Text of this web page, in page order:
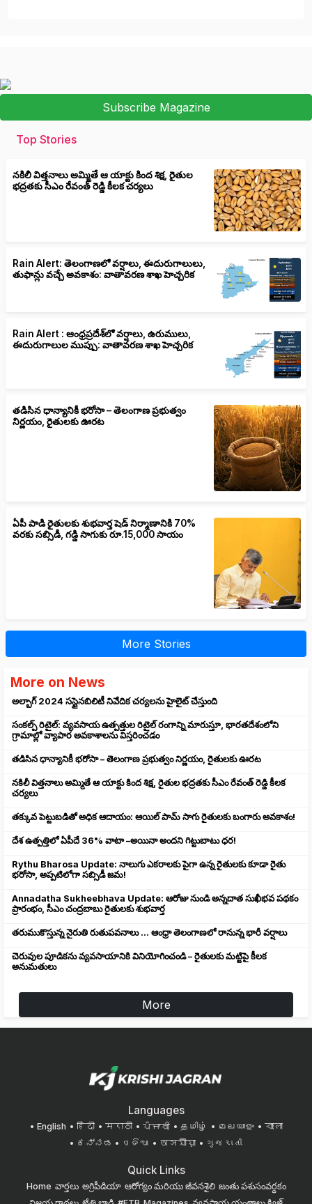
Subscribe Magazine
Top Stories
నకిలీ విత్తనాలు అమ్మితే ఆ యాక్టు కింద శిక్ష, రైతుల
భద్రతకు సీఎం రేవంత్ రెడ్డి కీలక చర్యలు
Rain Alert: తెలంగాణలో వర్షాలు, ఈదురుగాలులు,
తుఫాన్లు వచ్చే అవకాశం: వాతావరణ శాఖ హెచ్చరిక
Rain Alert : ఆంధ్రప్రదేశ్‌లో వర్షాలు, ఉరుములు,
ఈదురుగాలుల ముప్పు: వాతావరణ శాఖ హెచ్చరిక
తడిసిన ధాన్యానికీ భరోసా – తెలంగాణ ప్రభుత్వం
నిర్ణయం, రైతులకు ఊరట
ఏపీ పాడి రైతులకు శుభవార్త షెడ్ నిర్మాణానికి 70%
వరకు సబ్సిడీ, గడ్డి సాగుకు రూ.15,000 సాయం
More Stories
More on News
అల్బాగ్ 2024 సస్టైనబిలిటీ నివేదిక చర్యలను హైలైట్ చేస్తుంది
సంకల్ప్ రిటైల్: వ్యవసాయ ఉత్పత్తుల రిటైల్ రంగాన్ని మారుస్తూ, భారతదేశంలోని
గ్రామాల్లో వ్యాపార అవకాశాలను విస్తరించడం
తడిసిన ధాన్యానికీ భరోసా – తెలంగాణ ప్రభుత్వం నిర్ణయం, రైతులకు ఊరట
నకిలీ విత్తనాలు అమ్మితే ఆ యాక్టు కింద శిక్ష, రైతుల భద్రతకు సీఎం రేవంత్ రెడ్డి కీలక
చర్యలు
తక్కువ పెట్టుబడితో అధిక ఆదాయం: ఆయిల్ పామ్ సాగు రైతులకు బంగారు అవకాశం!
దేశ ఉత్పత్తిలో ఏపీదే 36% వాటా –అయినా అందని గిట్టుబాటు ధర!
Rythu Bharosa Update: నాలుగు ఎకరాలకు పైగా ఉన్న రైతులకు కూడా రైతు
భరోసా, అప్పటిలోగా సబ్సిడీ జమ!
Annadatha Sukheebhava Update: ఆరోజు నుండి అన్నదాత సుఖీభవ పథకం
ప్రారంభం, సీఎం చంద్రబాబు రైతులకు శుభవార్త
తరుముకొస్తున్న నైరుతి రుతుపవనాలు ... ఆంధ్రా తెలంగాణలో రానున్న భారీ వర్షాలు
చెరువుల పూడికను వ్యవసాయానికి వినియోగించండి – రైతులకు మట్టిపై కీలక
అనుమతులు
More
Languages
English हिंदी मराठी ਪੰਜਾਬੀ தமிழ் മലയാളം
বাংলা
ಕನ್ನಡ
ଓଡିଆ অসমীয়া ગુજરાતી
Quick Links
Home వార్తలు అగ్రిపీడియా ఆరోగ్యం మరియు జీవనశైలి జంతు పశుసంవర్ధకం